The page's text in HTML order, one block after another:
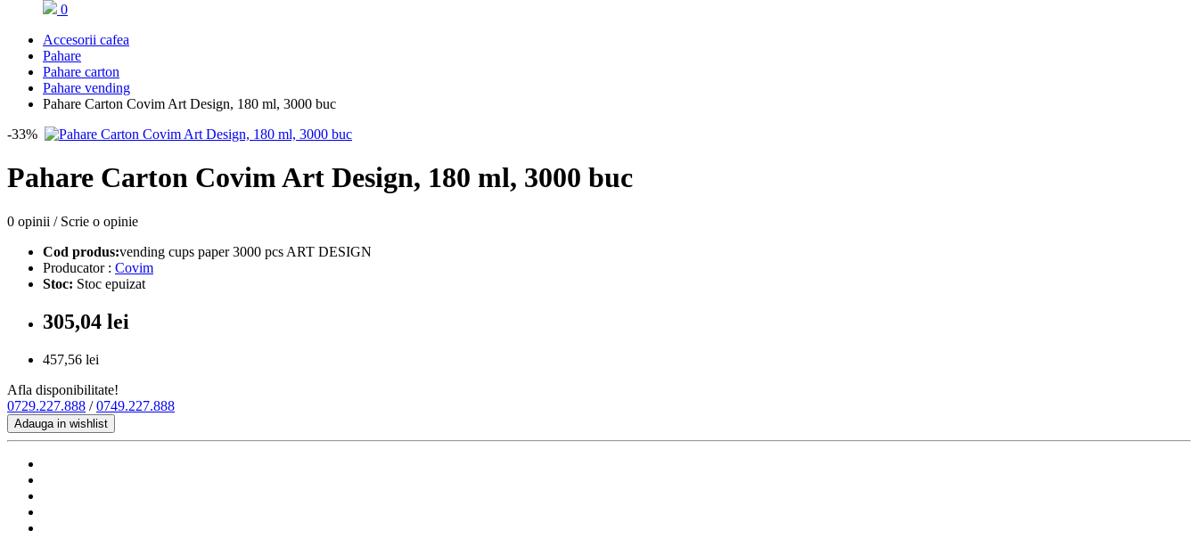
0
Accesorii cafea
Pahare
Pahare carton
Pahare vending
Pahare Carton Covim Art Design, 180 ml, 3000 buc
-33%
Pahare Carton Covim Art Design, 180 ml, 3000 buc
0 opinii / Scrie o opinie
Cod produs:vending cups paper 3000 pcs ART DESIGN
Producator : Covim
Stoc: Stoc epuizat
305,04 lei
457,56 lei
Afla disponibilitate!
0729.227.888 /0749.227.888
Adauga in wishlist